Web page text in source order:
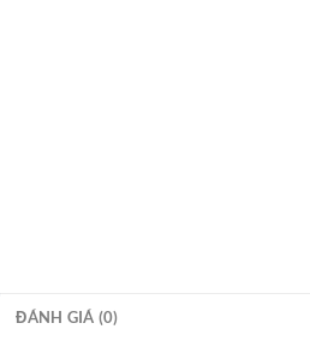
ĐÁNH GIÁ (0)